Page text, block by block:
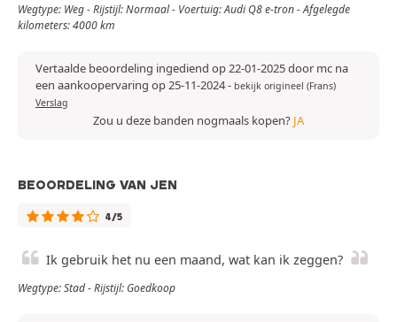
Wegtype: Weg - Rijstijl: Normaal - Voertuig: Audi Q8 e-tron - Afgelegde
kilometers: 4000 km
Vertaalde beoordeling ingediend op 22-01-2025 door mc na
een aankoopervaring op 25-11-2024- bekijk origineel (Frans)
Verslag
Zou u deze banden nogmaals kopen? JA
BEOORDELING VAN JEN
4/5
Ik gebruik het nu een maand, wat kan ik zeggen?
Wegtype: Stad - Rijstijl: Goedkoop